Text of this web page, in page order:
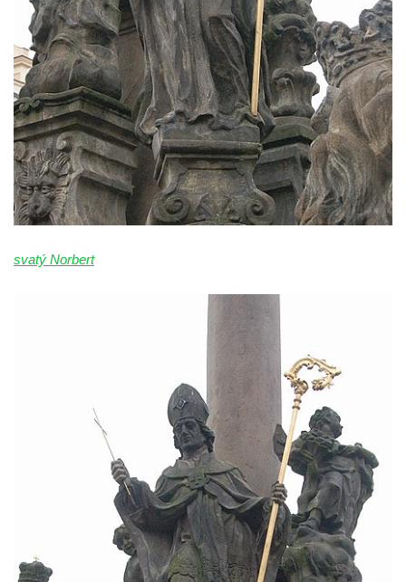
Sloup Nejsvětější trojice v Krásně
Sloup Nejsvětější Trojice v Horním
Slavkově
Sloup Nejsvětější trojice ve Městě Touškově
Sloup Panny Marie v Plzni
Sloup Panny Marie ve Sloupu v Čechách
Sloup Nejsvětější Trojice s korunováním
Panny Marie v Karlových Varech
Sloup Panny Marie v Chrastavě
Sloup Panny Marie v Českém Krumlově
Sloup Nejsvětější Trojice v Brtníkách
Sloup Panny Marie ve Cvikově
Sloup Panny Marie v kašně v České
Sloup Panny Marie ve Hřebenech
Sloup Panny Marie Immaculaty u kostela
svatých Petra a Pavla v Růžové
Sloup svatého Josefa s Ježíškem u kostela
svatý Norbert